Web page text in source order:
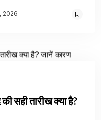
2026
सही तारीख क्या है?